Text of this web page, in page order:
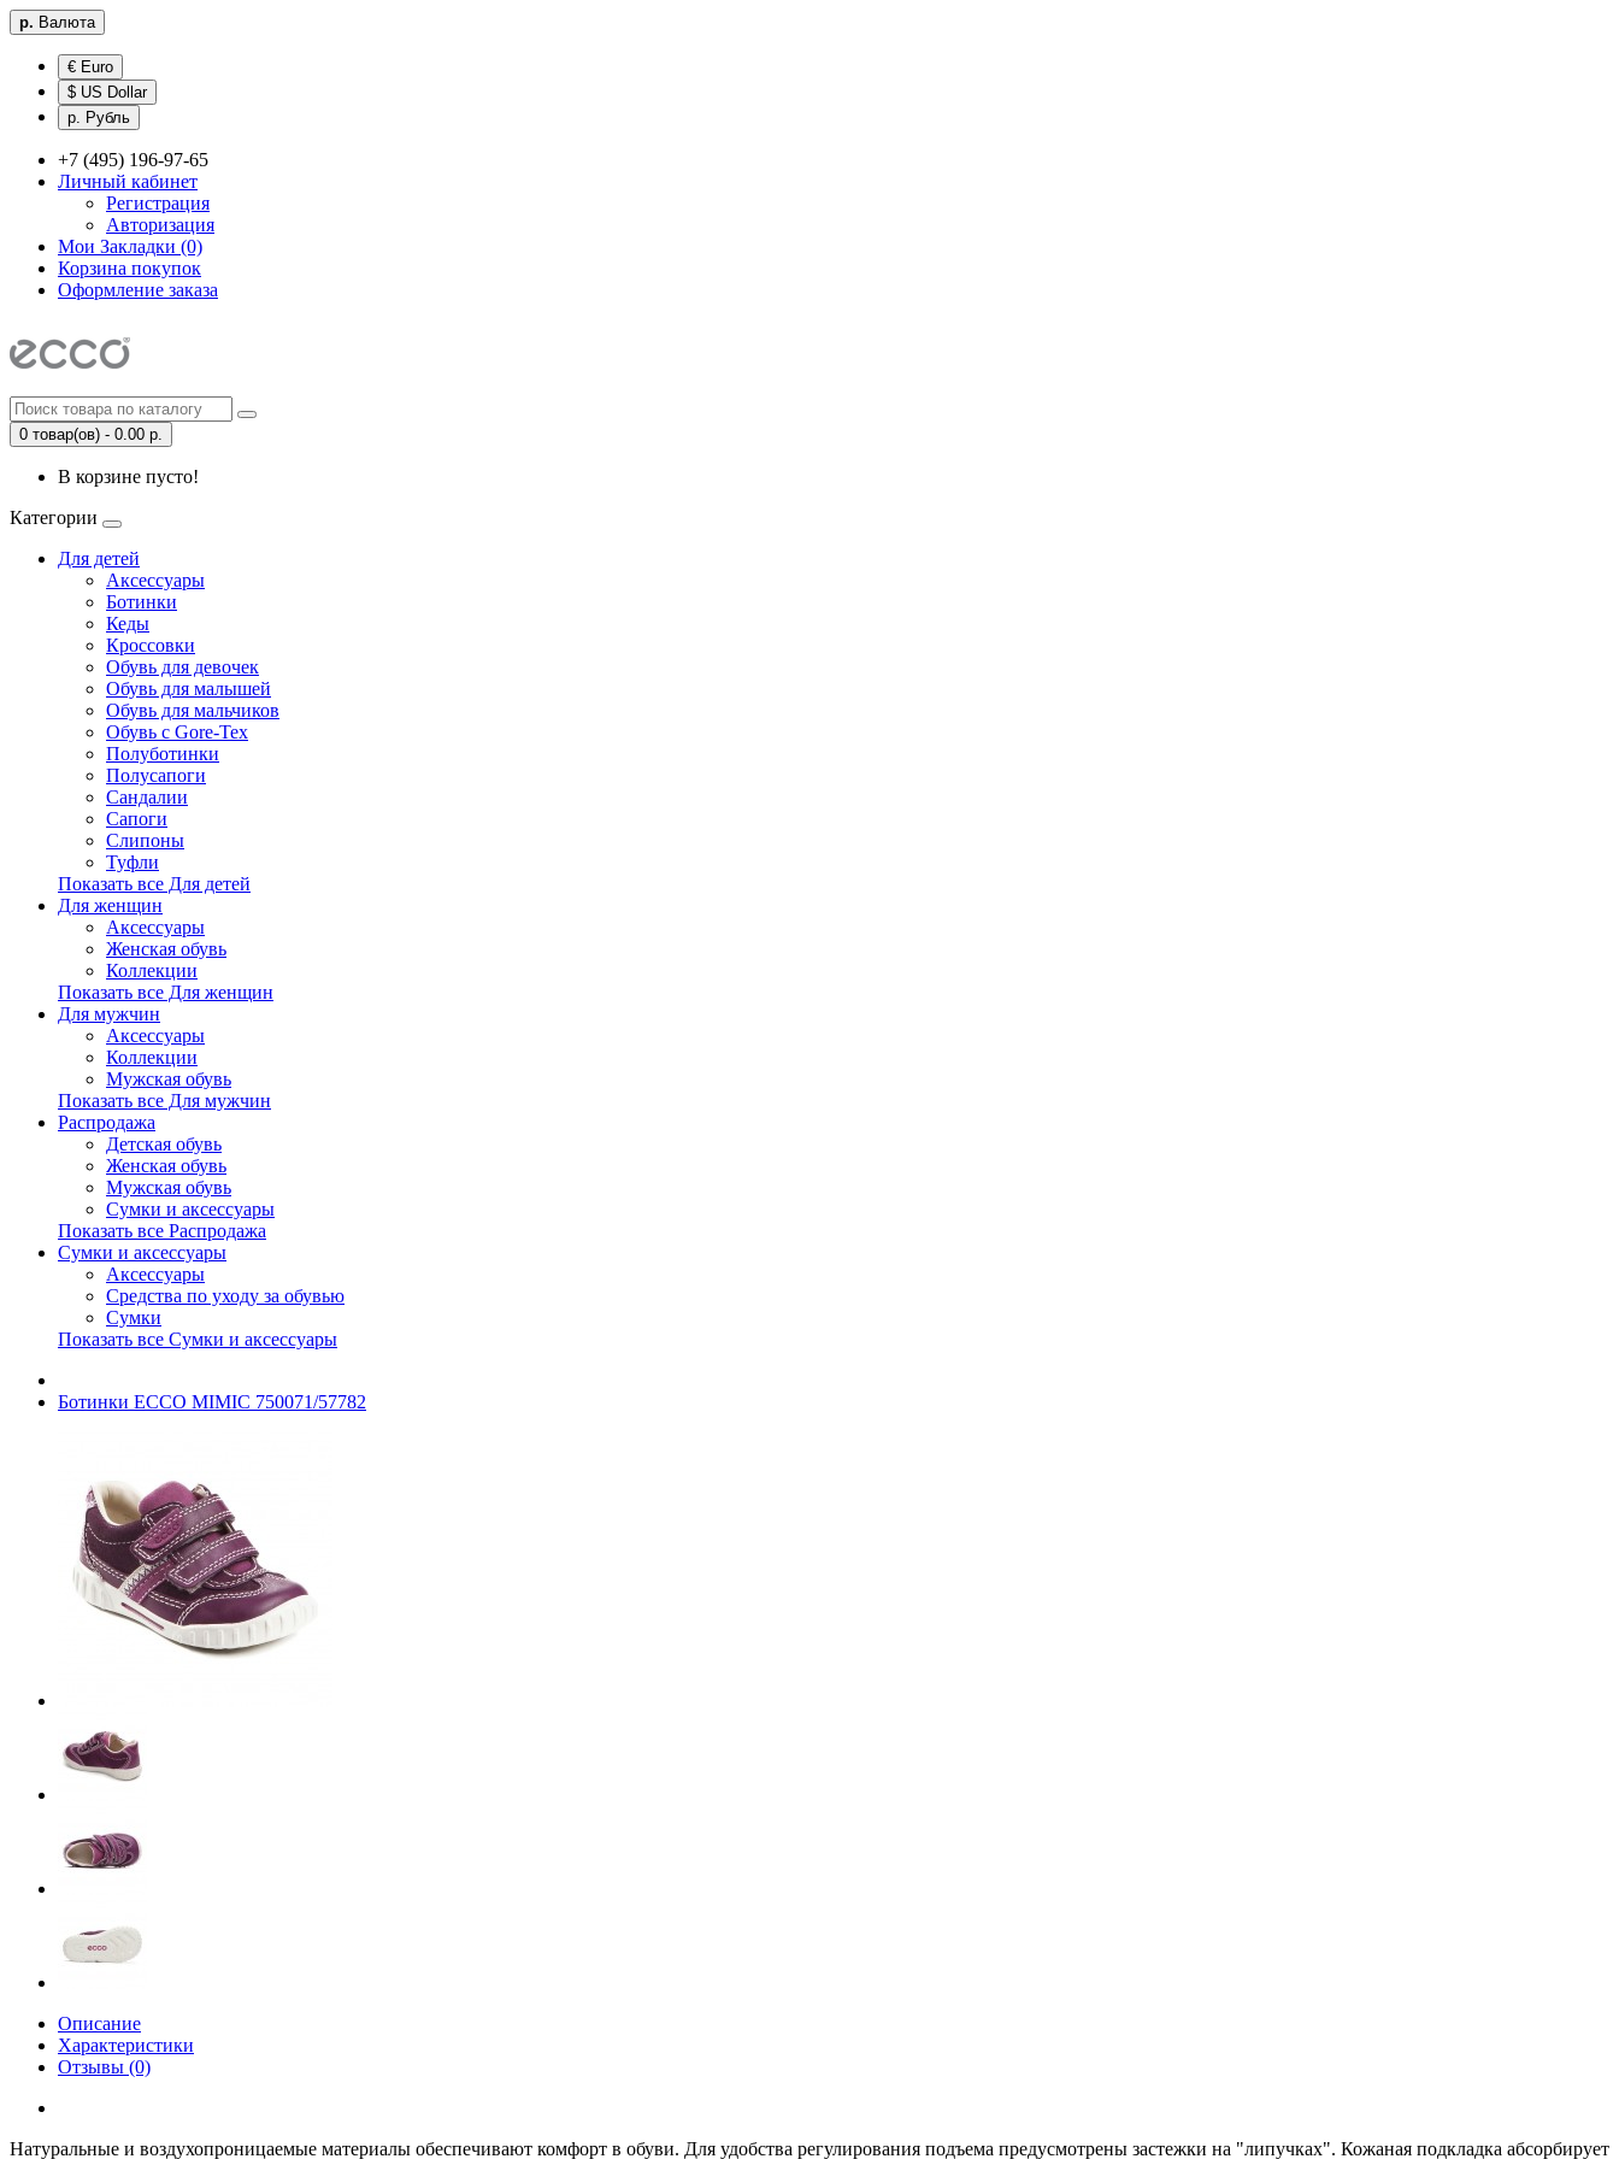
р. Валюта
€ Euro
$ US Dollar
р. Рубль
+7 (495) 196-97-65
Личный кабинет
Регистрация
Авторизация
Мои Закладки (0)
Корзина покупок
Оформление заказа
0 товар(ов) - 0.00 р.
В корзине пусто!
Категории
Для детей
Аксессуары
Ботинки
Кеды
Кроссовки
Обувь для девочек
Обувь для малышей
Обувь для мальчиков
Обувь с Gore-Tex
Полуботинки
Полусапоги
Сандалии
Сапоги
Слипоны
Туфли
Показать все Для детей
Для женщин
Аксессуары
Женская обувь
Коллекции
Показать все Для женщин
Для мужчин
Аксессуары
Коллекции
Мужская обувь
Показать все Для мужчин
Распродажа
Детская обувь
Женская обувь
Мужская обувь
Сумки и аксессуары
Показать все Распродажа
Сумки и аксессуары
Аксессуары
Средства по уходу за обувью
Сумки
Показать все Сумки и аксессуары
Ботинки ECCO MIMIC 750071/57782
Описание
Характеристики
Отзывы (0)
Натуральные и воздухопроницаемые материалы обеспечивают комфорт в обуви. Для удобства регулирования подъема предусмотрены застежки на "липучках". Кожаная подкладка абсорбирует